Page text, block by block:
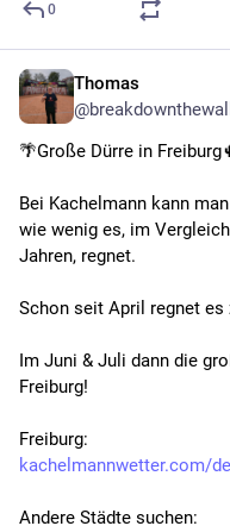
0
Thomas
🌴Große Dürre in
Bei Kachelmann kann
wie wenig es, im
Jahren, regnet.
Schon seit April regnet es
Im Juni & Juli dann die
Freiburg!
Freiburg:
kachelmannwetter.com/
Andere Städte suchen: